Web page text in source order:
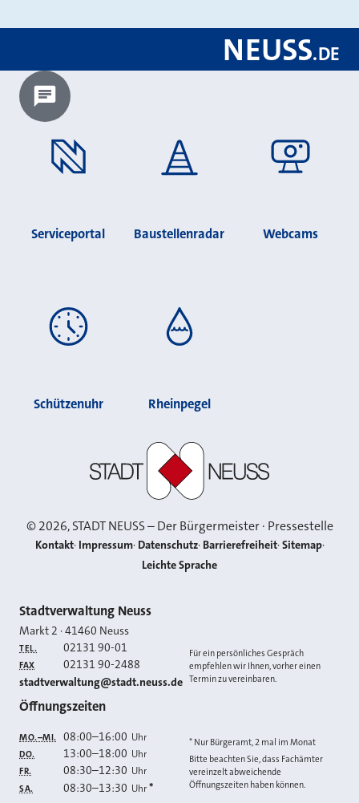
NEUSS.DE
Chatbot laden?
Serviceportal Baustellenradar Webcams
Schützenuhr Rheinpegel
©2026, STADT NEUSS – Der Bürgermeister · Pressestelle
Kontakt Impressum Datenschutz Barrierefreiheit Sitemap
Leichte Sprache
Kontakt
Stadtverwaltung Neuss
Markt 2 ·41460 Neuss
TEL. 02131 90-01
FAX 02131 90-2488
E-MAIL
stadtverwaltung@stadt.neuss.de
Für ein persönliches Gespräch
empfehlen wir Ihnen, vorher einen
Termin zu vereinbaren.
Öffnungszeiten
MO.–MI. 08:00–16:00 Uhr
DO. 13:00–18:00 Uhr
FR. 08:30–12:30 Uhr
SA. 08:30–13:30 Uhr *
* Nur Bürgeramt, 2 mal im Monat
Bitte beachten Sie, dass Fachämter
vereinzelt abweichende
Öffnungszeiten haben können.